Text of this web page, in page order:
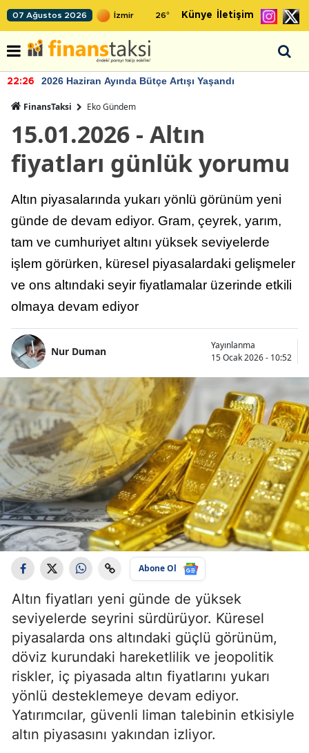
07 Ağustos 2026 26° Künye İletişim
22:26 2026 Haziran Ayında Bütçe Artışı Yaşandı
FinansTaksi Eko Gündem
15.01.2026 - Altın
fiyatları günlük yorumu
Altın piyasalarında yukarı yönlü görünüm yeni
günde de devam ediyor. Gram, çeyrek, yarım,
tam ve cumhuriyet altını yüksek seviyelerde
işlem görürken, küresel piyasalardaki gelişmeler
ve ons altındaki seyir fiyatlamalar üzerinde etkili
olmaya devam ediyor
Nur Duman
Yayınlanma
15 Ocak 2026 - 10:52
Abone Ol
Altın fiyatları yeni günde de yüksek
seviyelerde seyrini sürdürüyor. Küresel
piyasalarda ons altındaki güçlü görünüm,
döviz kurundaki hareketlilik ve jeopolitik
riskler, iç piyasada altın fiyatlarını yukarı
yönlü desteklemeye devam ediyor.
Yatırımcılar, güvenli liman talebinin etkisiyle
altın piyasasını yakından izliyor.